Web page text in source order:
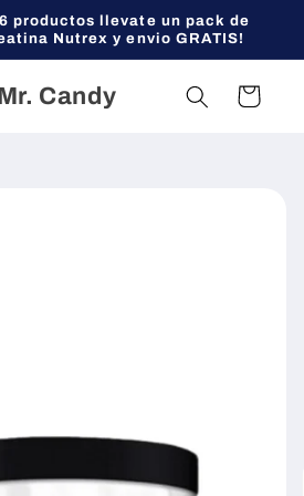
productos llevate un pack de
Nutrex y envio GRATIS!
Candy Carrito